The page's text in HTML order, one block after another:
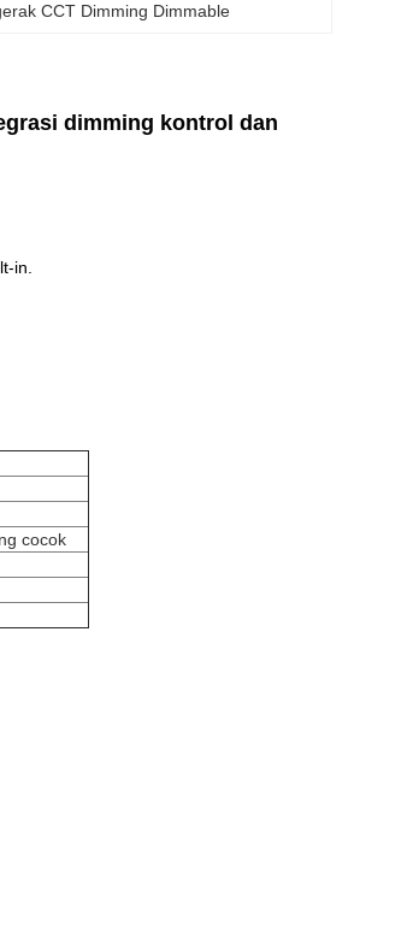
CCT Dimming Dimmable
dimming kontrol dan
in.
cocok